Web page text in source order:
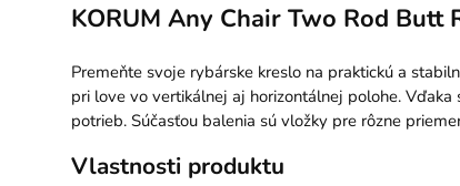
KORUM Any Chair Two Rod Butt
Premeňte svoje rybárske kreslo na praktickú a
pri love vo vertikálnej aj horizontálnej polohe.
potrieb. Súčasťou balenia sú vložky pre rôzne
Vlastnosti produktu